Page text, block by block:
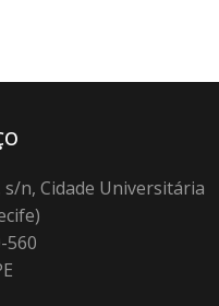
n, Cidade Universitária
560